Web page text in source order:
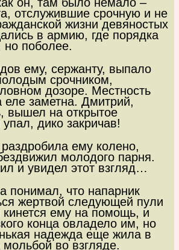
отслужившие срочную и не
жизни девяностых
в армию, где порядка
но поболее.
ему, сержанту, выпало
срочником,
дозоре. Местность
еле заметна. Дмитрий,
вышел на открытое
дико закричав!
ему колено,
молодого парня.
и увидел этот взгляд…
понимал, что напарник
жертвой следующей пули
кинется ему на помощь, и
конца овладело им, но
надежда еще жила в
во взгляде.